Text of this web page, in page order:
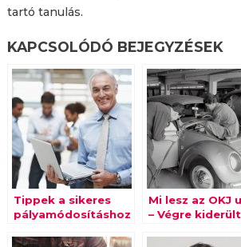
tartó tanulás.
KAPCSOLÓDÓ BEJEGYZÉSEK
Tippek a sikeres
pályamódosításhoz
Mi lesz az OKJ
– Végre